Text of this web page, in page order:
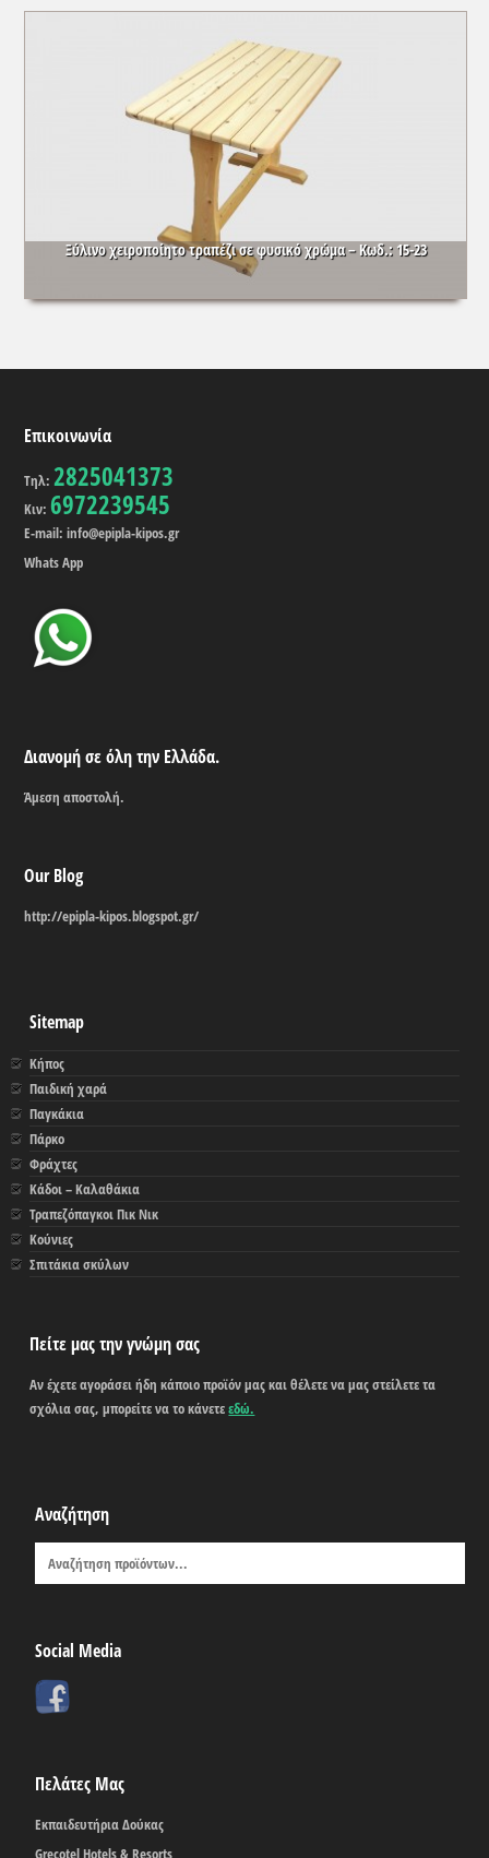
Ξύλινο χειροποίητο τραπέζι σε φυσικό χρώμα – Κωδ.: 15-23
Επικοινωνία
Τηλ:2825041373
Κιν:6972239545
E-mail: info@epipla-kipos.gr
Whats App
Διανομή σε όλη την Ελλάδα.
Άμεση αποστολή.
Our Blog
http://epipla-kipos.blogspot.gr/
Sitemap
Κήπος
Παιδική χαρά
Παγκάκια
Πάρκο
Φράχτες
Κάδοι – Καλαθάκια
Τραπεζόπαγκοι Πικ Νικ
Κούνιες
Σπιτάκια σκύλων
Πείτε μας την γνώμη σας
Αν έχετε αγοράσει ήδη κάποιο προϊόν μας και θέλετε να μας στείλετε τα
σχόλια σας, μπορείτε να το κάνετεεδώ.
Αναζήτηση
Social Media
Πελάτες Μας
Εκπαιδευτήρια Δούκας
Grecotel Hotels & Resorts